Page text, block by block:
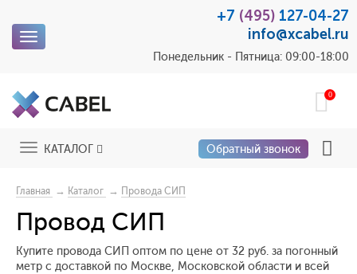
Toggle
+7 (495) 127-04-27
info@xcabel.ru
Понедельник - Пятница: 09:00-18:00
0
ToggleКАТАЛОГ Обратный звонок
Главная → Каталог → Провода СИП
Провод СИП
Купите провода СИП оптом по цене от 32 руб. за погонный
метр с доставкой по Москве, Московской области и всей